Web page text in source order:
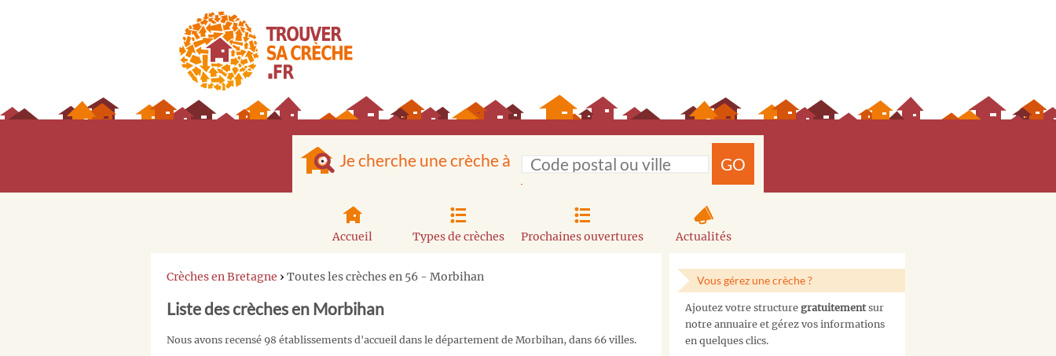
Je cherche une crèche à GO
Accueil Types de crèches Prochaines ouvertures Actualités
Crèches en Bretagne › Toutes les crèches en 56 - Morbihan
Liste des crèches en Morbihan
Nous avons recensé 98 établissements d'accueil dans le département de Morbihan, dans 66 villes.
Vous gérez une crèche ?
Ajoutez votre structure gratuitementsur
notre annuaire et gérez vos informations
en quelques clics.